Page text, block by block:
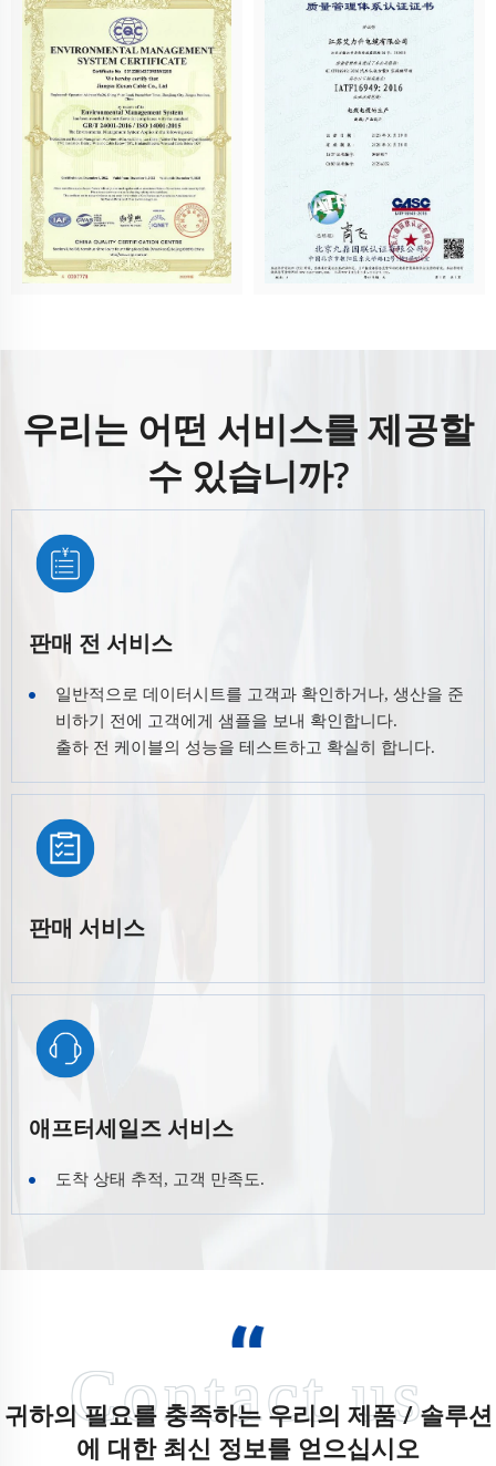
우리는 어떤 서비스를 제공할
수 있습니까?
판매 전 서비스
일반적으로 데이터시트를 고객과 확인하거나, 생산을 준
비하기 전에 고객에게 샘플을 보내 확인합니다.
출하 전 케이블의 성능을 테스트하고 확실히 합니다.
판매 서비스
애프터세일즈 서비스
도착 상태 추적, 고객 만족도.
귀하의 필요를 충족하는 우리의 제품 / 솔루션
에 대한 최신 정보를 얻으십시오